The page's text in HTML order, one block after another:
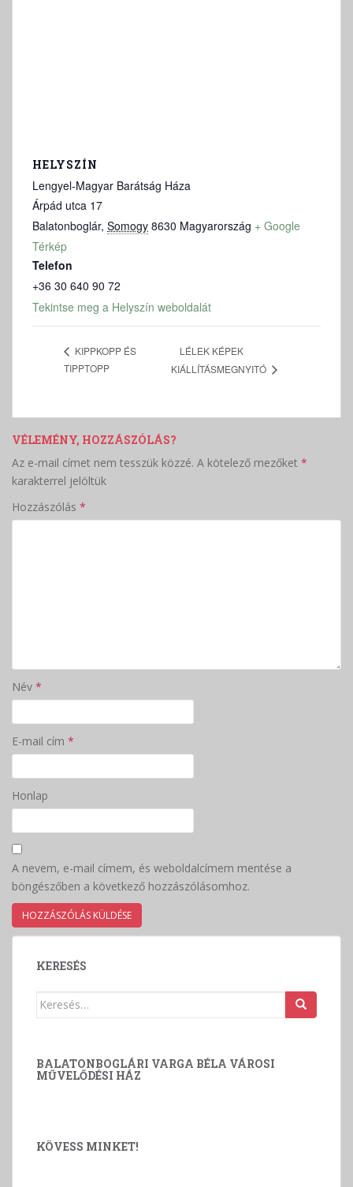
HELYSZÍN
Lengyel-Magyar Barátság Háza
Árpád utca 17
Balatonboglár, Somogy 8630 Magyarország + Google
Térkép
Telefon
+36 30 640 90 72
Tekintse meg a Helyszín weboldalát
KIPPKOPP ÉS
TIPPTOPP
LÉLEK KÉPEK
KIÁLLÍTÁSMEGNYITÓ
VÉLEMÉNY, HOZZÁSZÓLÁS?
Az e-mail címet nem tesszük közzé. A kötelező mezőket *
karakterrel jelöltük
Hozzászólás *
Név *
E-mail cím *
Honlap
A nevem, e-mail címem, és weboldalcímem mentése a
böngészőben a következő hozzászólásomhoz.
KERESÉS
Keresés:
BALATONBOGLÁRI VARGA BÉLA VÁROSI
MŰVELŐDÉSI HÁZ
KÖVESS MINKET!